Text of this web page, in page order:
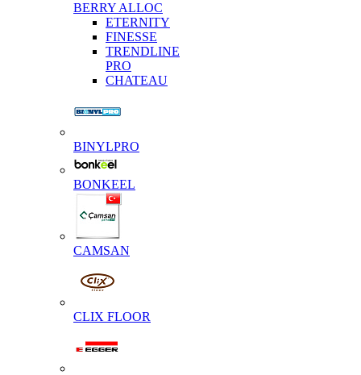
BERRY ALLOC
ETERNITY
FINESSE
TRENDLINE
PRO
CHATEAU
BINYLPRO
BONKEEL
CAMSAN
CLIX FLOOR